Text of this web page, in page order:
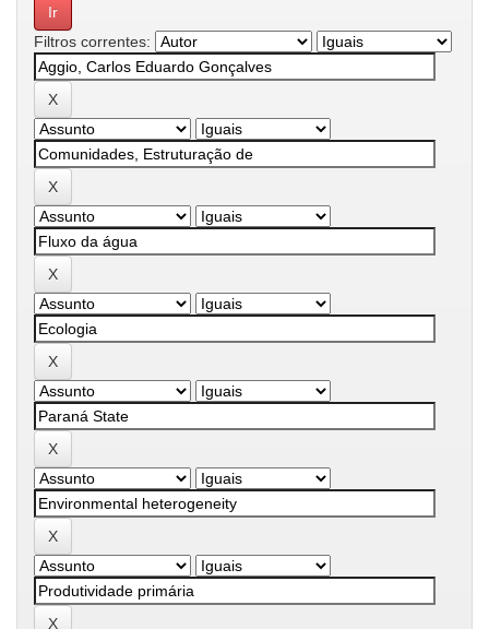
Filtros correntes: